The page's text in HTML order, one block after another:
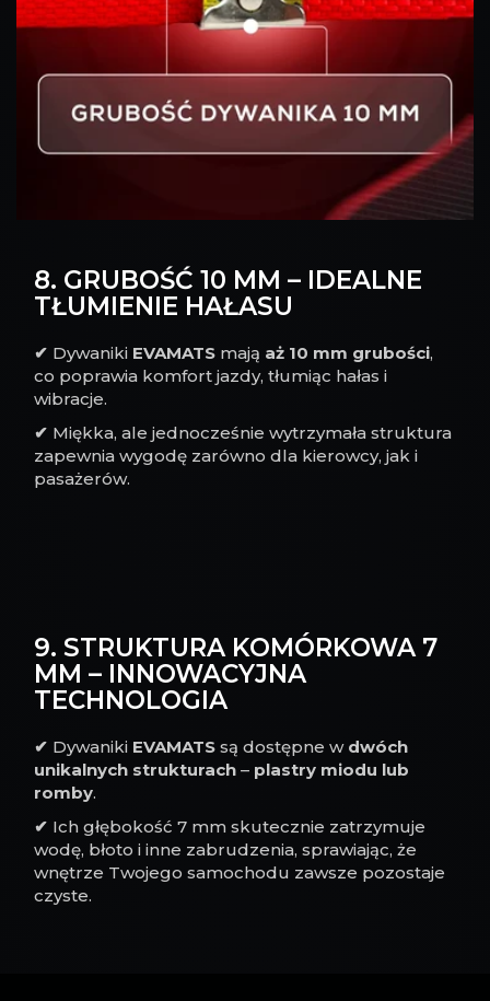
8. GRUBOŚĆ 10 MM – IDEALNE
TŁUMIENIE HAŁASU
✔ Dywaniki EVAMATS mają aż 10 mm grubości,
co poprawia komfort jazdy, tłumiąc hałas i
wibracje.
✔ Miękka, ale jednocześnie wytrzymała struktura
zapewnia wygodę zarówno dla kierowcy, jak i
pasażerów.
9. STRUKTURA KOMÓRKOWA 7
MM – INNOWACYJNA
TECHNOLOGIA
✔ Dywaniki EVAMATS są dostępne w dwóch
unikalnych strukturach – plastry miodu lub
romby.
✔ Ich głębokość 7 mm skutecznie zatrzymuje
wodę, błoto i inne zabrudzenia, sprawiając, że
wnętrze Twojego samochodu zawsze pozostaje
czyste.